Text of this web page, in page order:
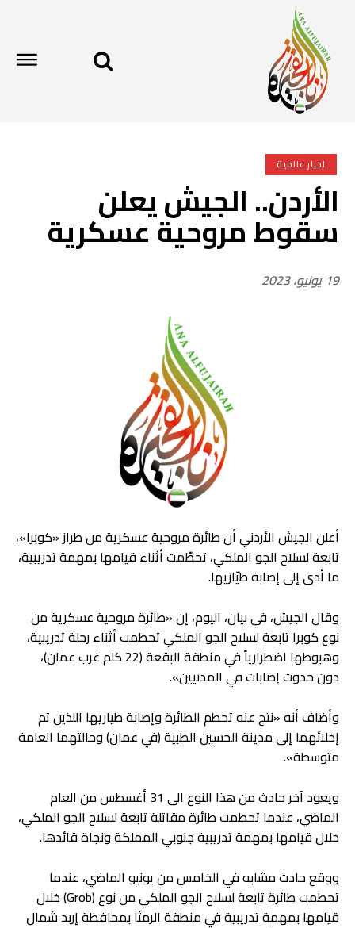
اخبار عالمية
الأردن.. الجيش يعلن
سقوط مروحية عسكرية
19 يونيو، 2023
أعلن الجيش الأردني أن طائرة مروحية عسكرية من طراز «كوبرا»،
تابعة لسلاح الجو الملكي، تحطّمت أثناء قيامها بمهمة تدريبية،
ما أدى إلى إصابة طيّارَيها.
وقال الجيش، في بيان، اليوم، إن «طائرة مروحية عسكرية من
نوع كوبرا تابعة لسلاح الجو الملكي تحطمت أثناء رحلة تدريبية،
وهبوطها اضطرارياً في منطقة البقعة (22 كلم غرب عمان)،
دون حدوث إصابات في المدنيين».
وأضاف أنه «نتج عنه تحطم الطائرة وإصابة طياريها اللذين تم
إخلائهما إلى مدينة الحسين الطبية (في عمان) وحالتهما العامة
متوسطة».
ويعود آخر حادث من هذا النوع الى 31 أغسطس من العام
الماضي، عندما تحطمت طائرة مقاتلة تابعة لسلاح الجو الملكي،
خلال قيامها بمهمة تدريبية جنوبي المملكة ونجاة قائدها.
ووقع حادث مشابه في الخامس من يونيو الماضي، عندما
تحطمت طائرة تابعة لسلاح الجو الملكي من نوع (Grob) خلال
قيامها بمهمة تدريبية في منطقة الرمثا بمحافظة إربد شمال